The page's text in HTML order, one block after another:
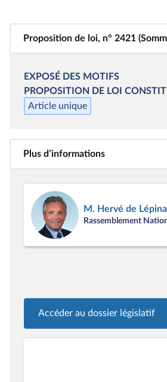
Proposition de loi, n° 2421
EXPOSÉ DES MOTIFS
PROPOSITION DE LOI
Article unique
Plus d’informations
M. Hervé de
Rassemblement
Accéder au dossier législatif